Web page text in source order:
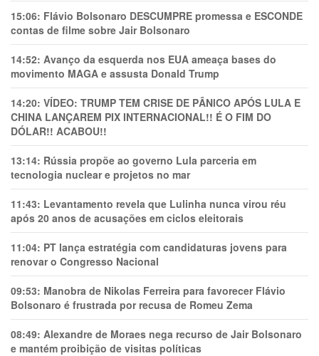
15:06: Flávio Bolsonaro DESCUMPRE promessa e ESCONDE
contas de filme sobre Jair Bolsonaro
14:52: Avanço da esquerda nos EUA ameaça bases do
movimento MAGA e assusta Donald Trump
14:20: VÍDEO: TRUMP TEM CRlSE DE PÂNlCO APÓS LULA E
CHINA LANÇAREM PIX INTERNACIONAL!! É O FIM DO
DÓLAR!! ACABOU!!
13:14: Rússia propõe ao governo Lula parceria em
tecnologia nuclear e projetos no mar
11:43: Levantamento revela que Lulinha nunca virou réu
após 20 anos de acusações em ciclos eleitorais
11:04: PT lança estratégia com candidaturas jovens para
renovar o Congresso Nacional
09:53: Manobra de Nikolas Ferreira para favorecer Flávio
Bolsonaro é frustrada por recusa de Romeu Zema
08:49: Alexandre de Moraes nega recurso de Jair Bolsonaro
e mantém proibição de visitas políticas